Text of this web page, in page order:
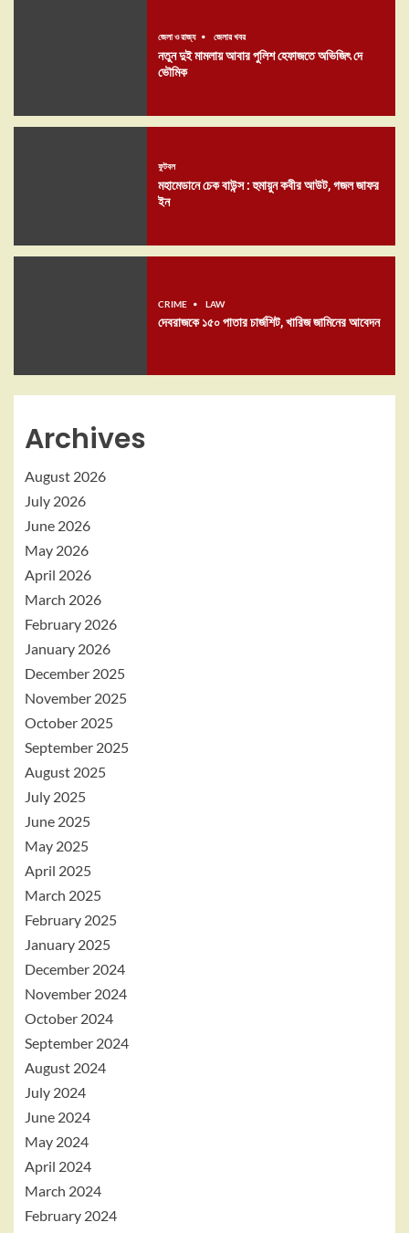
জেলা ও রাজ্য জেলার খবর
নতুন দুই মামলায় আবার পুলিশ হেফাজতে অভিজিৎ দে
ভৌমিক
ফুটবল
মহামেডানে চেক বাউন্স : হুমায়ুন কবীর আউট, গজল জাফর
ইন
CRIME LAW
দেবরাজকে ১৫০ পাতার চার্জশিট, খারিজ জামিনের আবেদন
Archives
August 2026
July 2026
June 2026
May 2026
April 2026
March 2026
February 2026
January 2026
December 2025
November 2025
October 2025
September 2025
August 2025
July 2025
June 2025
May 2025
April 2025
March 2025
February 2025
January 2025
December 2024
November 2024
October 2024
September 2024
August 2024
July 2024
June 2024
May 2024
April 2024
March 2024
February 2024